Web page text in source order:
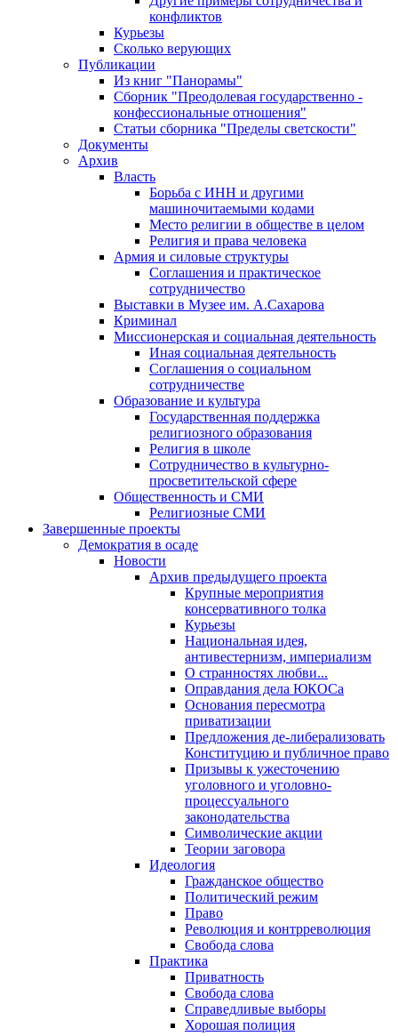
конфликтов
Курьезы
Сколько верующих
Публикации
Из книг "Панорамы"
Сборник "Преодолевая государственно -
конфессиональные отношения"
Статьи сборника "Пределы светскости"
Документы
Архив
Власть
Борьба с ИНН и другими
машиночитаемыми кодами
Место религии в обществе в целом
Религия и права человека
Армия и силовые структуры
Соглашения и практическое
сотрудничество
Выставки в Музее им. А.Сахарова
Криминал
Миссионерская и социальная деятельность
Иная социальная деятельность
Соглашения о социальном
сотрудничестве
Образование и культура
Государственная поддержка
религиозного образования
Религия в школе
Сотрудничество в культурно-
просветительской сфере
Общественность и СМИ
Религиозные СМИ
Завершенные проекты
Демократия в осаде
Новости
Архив предыдущего проекта
Крупные мероприятия
консервативного толка
Курьезы
Национальная идея,
антивестернизм, империализм
О странностях любви...
Оправдания дела ЮКОСа
Основания пересмотра
приватизации
Предложения де-либерализовать
Конституцию и публичное право
Призывы к ужесточению
уголовного и уголовно-
процессуального
законодательства
Символические акции
Теории заговора
Идеология
Гражданское общество
Политический режим
Право
Революция и контрреволюция
Свобода слова
Практика
Приватность
Свобода слова
Справедливые выборы
Хорошая полиция